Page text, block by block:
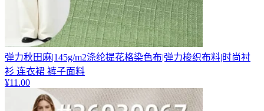
弹力秋田麻|145g/m2涤纶提花格染色布|弹力梭织布料|时尚衬
衫 连衣裙 裤子面料
¥11.00